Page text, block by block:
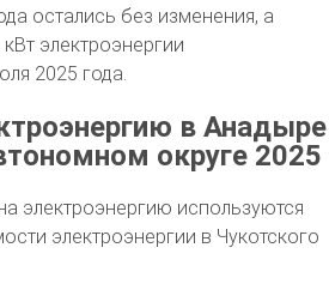
остались без изменения, а
электроэнергии
2025 года.
в Анадыре
округе 2025
электроэнергию используются
электроэнергии в Чукотского